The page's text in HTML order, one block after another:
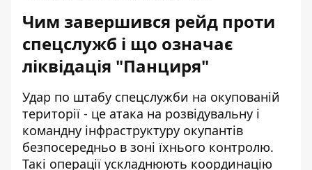
Чим завершився рейд проти
спецслужб і що означає
ліквідація "Панциря"
Удар по штабу спецслужби на окупованій
території - це атака на розвідувальну і
командну інфраструктуру окупантів
безпосередньо в зоні їхнього контролю.
Такі операції ускладнюють координацію